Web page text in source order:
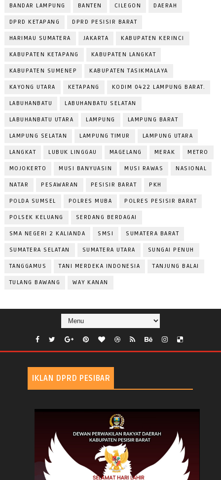
BANDAR LAMPUNG BANTEN CILEGON DAERAH
DPRD KETAPANG DPRD PESISIR BARAT
HARIMAU SUMATERA JAKARTA KABUPATEN KERINCI
KABUPATEN KETAPANG KABUPATEN LANGKAT
KABUPATEN SUMENEP KABUPATEN TASIKMALAYA
KAYONG UTARA KETAPANG KODIM 0422 LAMPUNG BARAT.
LABUHANBATU LABUHANBATU SELATAN
LABUHANBATU UTARA LAMPUNG LAMPUNG BARAT
LAMPUNG SELATAN LAMPUNG TIMUR LAMPUNG UTARA
LANGKAT LUBUK LINGGAU MAGELANG MERAK METRO
MOJOKERTO MUSI BANYUASIN MUSI RAWAS NASIONAL
NATAR PESAWARAN PESISIR BARAT PKH
POLDA SUMSEL POLRES MUBA POLRES PESISIR BARAT
POLSEK KELUANG SERDANG BERDAGAI
SMA NEGERI 2 KALIANDA SMSI SUMATERA BARAT
SUMATERA SELATAN SUMATERA UTARA SUNGAI PENUH
TANGGAMUS TANI MERDEKA INDONESIA TANJUNG BALAI
TULANG BAWANG WAY KANAN
IKLAN DPRD PESIBAR